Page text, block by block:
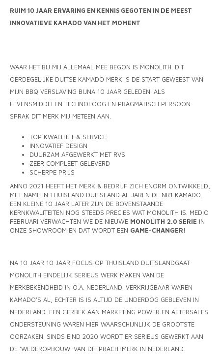
RUIM 10 JAAR ERVARING EN KENNIS GEGOTEN IN DE MEEST
INNOVATIEVE KAMADO VAN HET MOMENT
WAAR HET BIJ MIJ ALLEMAAL MEE BEGON IS MONOLITH. DIT
OERDEGELIJKE DUITSE KAMADO MERK IS DE START GEWEEST VAN
MIJN BBQ VERSLAVING BIJNA 10 JAAR GELEDEN. ALS
LEVENSMIDDELEN TECHNOLOOG EN PRAGMATISCH PERSOON
SPRAK DIT MERK MIJ METEEN AAN.
TOP KWALITEIT & SERVICE
INNOVATIEF DESIGN
DUURZAM AFGEWERKT MET RVS
ZEER COMPLEET GELEVERD
SCHERPE PRIJS
ANNO 2021 HEEFT HET MERK & BEDRIJF ZICH ENORM ONTWIKKELD,
MET NAME IN THUISLAND DUITSLAND AL JAREN DE NR1 KAMADO.
EEN KLEINE 10 JAAR LATER ZIJN DE BOVENSTAANDE
KERNKWALITEITEN NOG STEEDS PRECIES WAT MONOLITH IS. MEDIO
FEBRUARI VERWACHTEN WE DE NIEUWE MONOLITH 2.0 SERIE IN
ONZE SHOWROOM EN DAT WORDT EEN GAME-CHANGER!
NA 10 JAAR 10 JAAR FOCUS OP THUISLAND DUITSLANDGAAT
MONOLITH EINDELIJK SERIEUS WERK MAKEN VAN DE
MERKBEKENDHEID IN O.A. NEDERLAND. VERKRIJGBAAR WAREN
KAMADO'S AL, ECHTER IS IS ALTIJD DE UNDERDOG GEBLEVEN IN
NEDERLAND. EEN GERBEK AAN MARKETING POWER EN AFTERSALES
ONDERSTEUNING WAREN HIER WAARSCHIJNLIJK DE GROOTSTE
OORZAKEN. SINDS EIND 2020 WORDT ER SERIEUS GEWERKT AAN
DE 'WEDEROPBOUW' VAN DIT PRACHTMERK IN NEDERLAND.